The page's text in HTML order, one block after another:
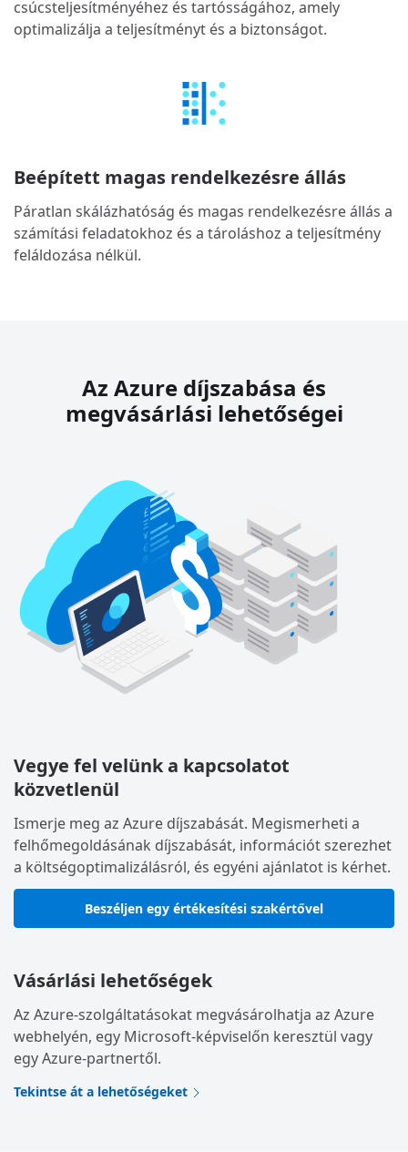
csúcsteljesítményéhez és tartósságához, amely
optimalizálja a teljesítményt és a biztonságot.
Beépített magas rendelkezésre állás
Páratlan skálázhatóság és magas rendelkezésre állás a
számítási feladatokhoz és a tároláshoz a teljesítmény
feláldozása nélkül.
Az Azure díjszabása és
megvásárlási lehetőségei
Vegye fel velünk a kapcsolatot
közvetlenül
Ismerje meg az Azure díjszabását. Megismerheti a
felhőmegoldásának díjszabását, információt szerezhet
a költségoptimalizálásról, és egyéni ajánlatot is kérhet.
Beszéljen egy értékesítési szakértővel
Vásárlási lehetőségek
Az Azure-szolgáltatásokat megvásárolhatja az Azure
webhelyén, egy Microsoft-képviselőn keresztül vagy
egy Azure-partnertől.
Tekintse át a lehetőségeket